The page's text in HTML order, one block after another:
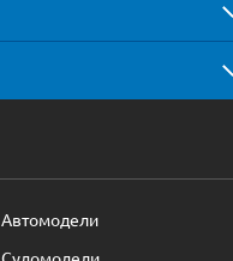
Автомодели